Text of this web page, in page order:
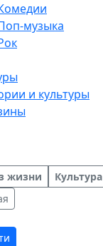
музыка
и культуры
жизни Культура